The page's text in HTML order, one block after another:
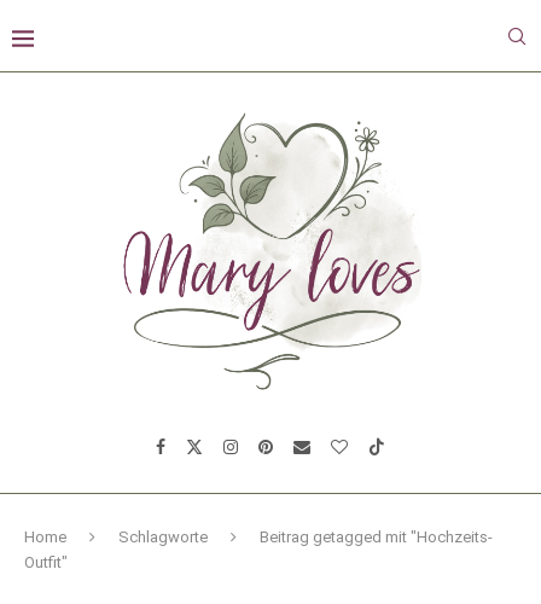
Home Schlagworte
Beitrag getagged mit "Hochzeits-
Outfit"